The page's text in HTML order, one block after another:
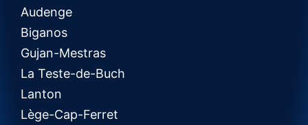
Audenge
Biganos
Gujan-Mestras
La Teste-de-Buch
Lanton
Lège-Cap-Ferret